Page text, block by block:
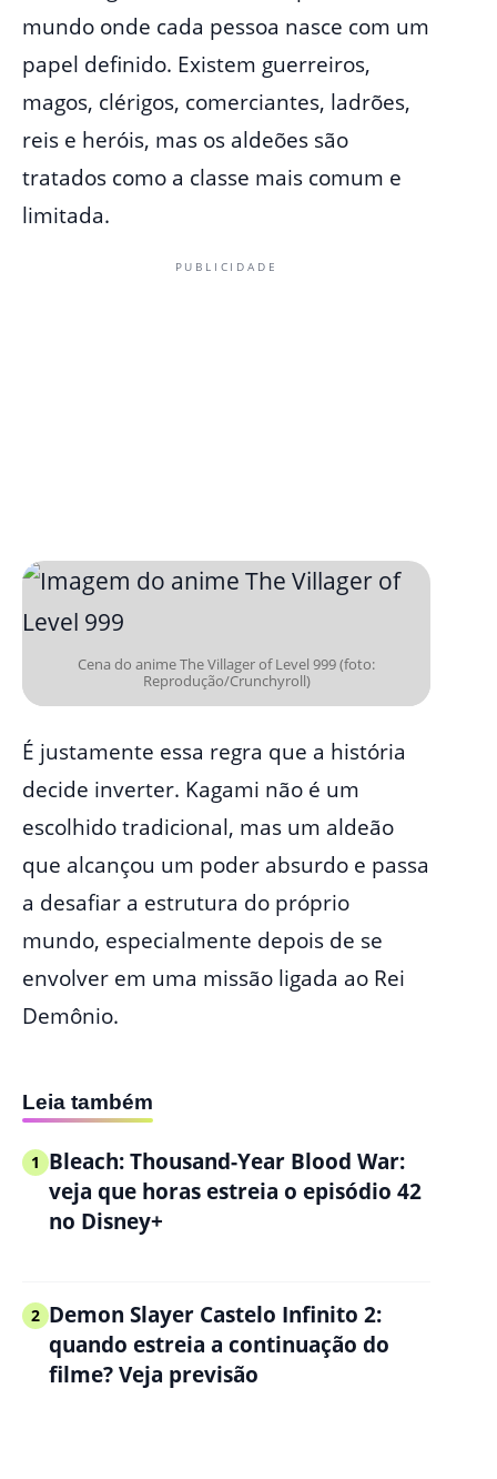
mundo onde cada pessoa nasce com um
papel definido. Existem guerreiros,
magos, clérigos, comerciantes, ladrões,
reis e heróis, mas os aldeões são
tratados como a classe mais comum e
limitada.
PUBLICIDADE
Cena do anime The Villager of Level 999 (foto:
Reprodução/Crunchyroll)
É justamente essa regra que a história
decide inverter. Kagami não é um
escolhido tradicional, mas um aldeão
que alcançou um poder absurdo e passa
a desafiar a estrutura do próprio
mundo, especialmente depois de se
envolver em uma missão ligada ao Rei
Demônio.
Leia também
1 Bleach: Thousand-Year Blood War:
veja que horas estreia o episódio 42
no Disney+
2 Demon Slayer Castelo Infinito 2:
quando estreia a continuação do
filme? Veja previsão